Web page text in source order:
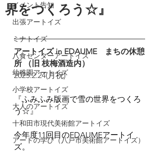
イベント告知
出張アートイズ
ミナトイズ
八食センターアートイズ
幼稚園アートイズ
小学校アートイズ
大人のアートイズ
十和田市現代美術館アートイズ
アートの学び（八戸市美術館アートイズ）
界をつくろう☆』
アートイズ in EDAUME　まちの休憩
所 （旧 枝梅酒造内）
2025.2.24(月祝)
『ふみふみ版画で雪の世界をつくろ
う☆』
今年度11回目のEDAUMEアートイ
ズ。